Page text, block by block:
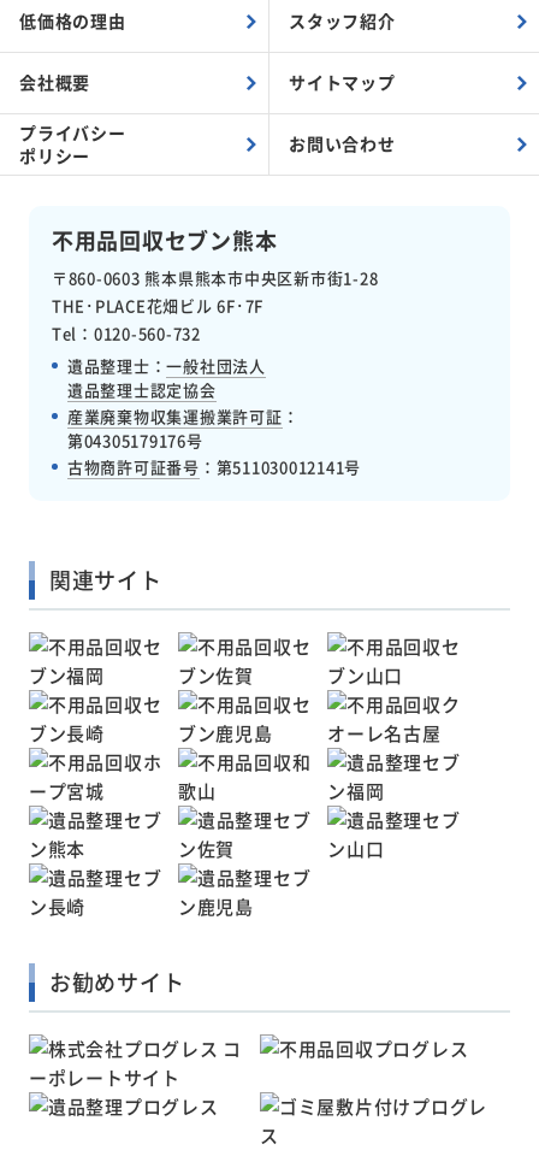
不用品回収セブン熊本
〒860-0603熊本県熊本市中央区新市街1-28
THE･PLACE花畑ビル 6F･7F
Tel：0120-560-732
遺品整理士：一般社団法人
遺品整理士認定協会
産業廃棄物収集運搬業許可証 ：
第04305179176号
古物商許可証番号 ： 第511030012141号
低価格の理由 スタッフ紹介
会社概要 サイトマップ
プライバシー
ポリシー
お問い合わせ
関連サイト
お勧めサイト